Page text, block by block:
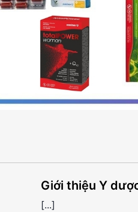
Giới thiệu Y
[...]